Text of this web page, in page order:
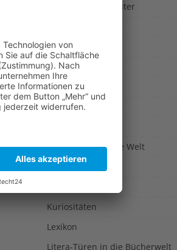
Gewürze und Kräuter
Hochwasser
Ideen-Reich
Italien
Japan
Kulinarisch um die Welt
Kultur
Kuriositäten
Lexikon
Litera-Türen in die Bücherwelt